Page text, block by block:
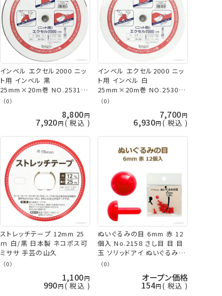
インベル エクセル2000 ニッ
ト用 インベル 黒
25mm×20m巻 NO.2531 ミ
ササ 手芸の山久
（0）
8,800
7,920 税込
インベル エクセル2000 ニッ
ト用 インベル 白
25mm×20m巻 NO.2530 ミ
ササ 手芸の山久
（0）
7,700
6,930 税込
ストレッチテープ 12mm 25
ｍ 白/黒 日本製 ネコポス可
ミササ 手芸の山久
（0）
1,100
990 税込
ぬいぐるみの目 6mm 赤 12
個入 No.2158 さし目 目 目
玉 ソリッドアイ ぬいぐるみ
あみぐるみ ネコポス可 ミサ
（0）
オープン価格
154 税込